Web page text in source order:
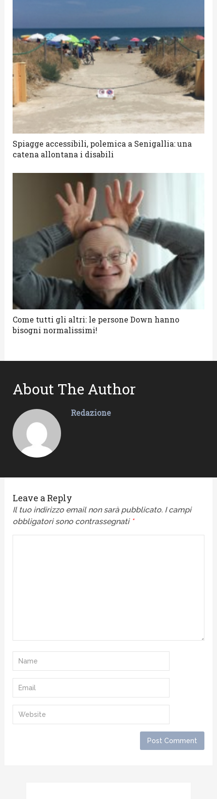
Spiagge accessibili, polemica a Senigallia: una
catena allontana i disabili
Come tutti gli altri: le persone Down hanno
bisogni normalissimi!
About The Author
Redazione
Leave a Reply
Il tuo indirizzo email non sarà pubblicato. I campi
obbligatori sono contrassegnati *